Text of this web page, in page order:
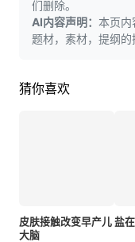
们删除。
AI内容声明： 本页内
题材，素材，提纲的
猜你喜欢
皮肤接触改变早产儿
大脑
盐